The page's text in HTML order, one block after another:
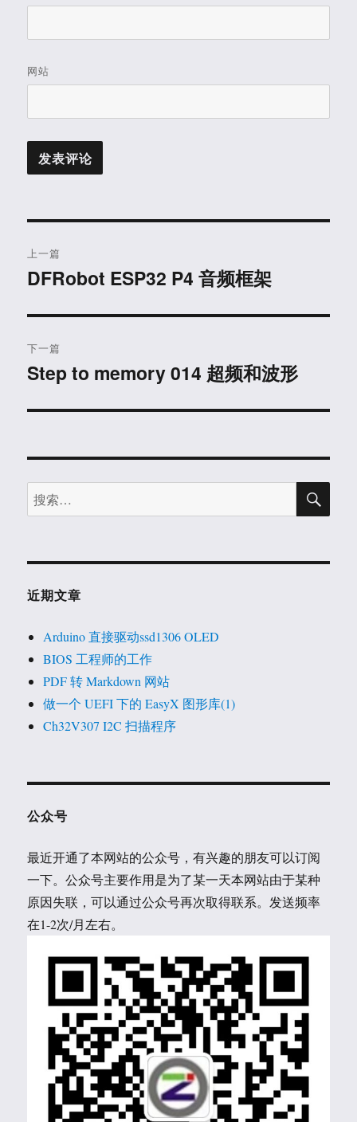
网站
章
航
上一篇
上
文
章：
DFRobot ESP32 P4 音频框架
下一篇
下
文
Step to memory 014 超频和波形
搜
索：
搜
近期文章
Arduino 直接驱动ssd1306 OLED
BIOS 工程师的工作
PDF 转 Markdown 网站
做一个 UEFI 下的 EasyX 图形库(1)
Ch32V307 I2C 扫描程序
公众号
最近开通了本网站的公众号，有兴趣的朋友可以订阅
一下。公众号主要作用是为了某一天本网站由于某种
原因失联，可以通过公众号再次取得联系。发送频率
在1-2次/月左右。